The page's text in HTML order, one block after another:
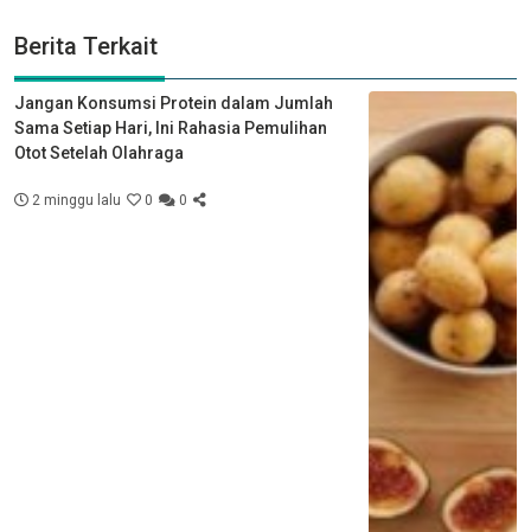
Berita Terkait
Jangan Konsumsi Protein dalam Jumlah
Sama Setiap Hari, Ini Rahasia Pemulihan
Otot Setelah Olahraga
2 minggu lalu 0 0